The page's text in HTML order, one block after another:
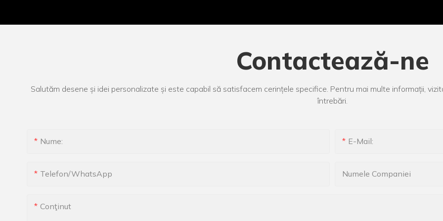
Contactează-ne
Salutăm desene și idei personalizate și este capabil să satisfacem cerințele specifice. Pentru mai multe informații,
întrebări.
Nume: E-Mail:
Telefon/WhatsApp Numele Companiei
Conţinut